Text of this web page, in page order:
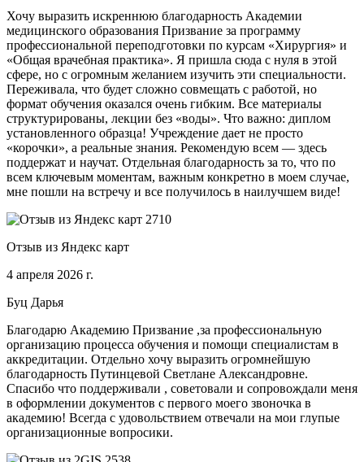
Хочу выразить искреннюю благодарность Академии
медицинского образования Призвание за программу
профессиональной переподготовки по курсам «Хирургия» и
«Общая врачебная практика». Я пришла сюда с нуля в этой
сфере, но с огромным желанием изучить эти специальности.
Переживала, что будет сложно совмещать с работой, но
формат обучения оказался очень гибким. Все материалы
структурированы, лекции без «воды». Что важно: диплом
установленного образца! Учреждение дает не просто
«корочки», а реальные знания. Рекомендую всем — здесь
поддержат и научат. Отдельная благодарность за то, что по
всем ключевым моментам, важным конкретно в моем случае,
мне пошли на встречу и все получилось в наилучшем виде!
Отзыв из Яндекс карт
4 апреля 2026 г.
Буц Дарья
Благодарю Академию Призвание ,за профессиональную
организацию процесса обучения и помощи специалистам в
аккредитации. Отдельно хочу выразить огромнейшую
благодарность Путинцевой Светлане Александровне.
Спасибо что поддерживали , советовали и сопровождали меня
в оформлении документов с первого моего звоночка в
академию! Всегда с удовольствием отвечали на мои глупые
организационные вопросики.